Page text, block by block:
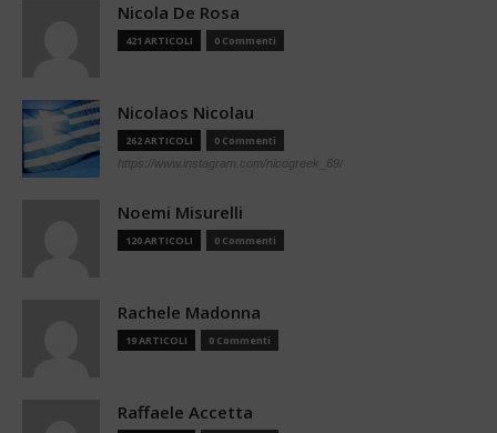
Nicola De Rosa
421 ARTICOLI 0 Commenti
Nicolaos Nicolau
262 ARTICOLI 0 Commenti
https://www.instagram.com/nicogreek_69/
Noemi Misurelli
120 ARTICOLI 0 Commenti
Rachele Madonna
19 ARTICOLI 0 Commenti
Raffaele Accetta